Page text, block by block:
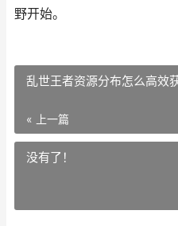
野开始。
乱世王者资源分布怎么高效
« 上一篇
没有了！